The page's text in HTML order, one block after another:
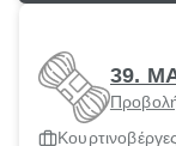
39.